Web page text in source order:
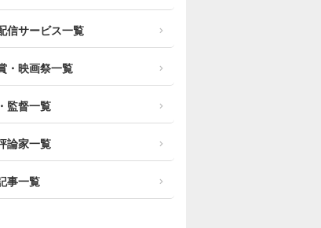
信サービス一覧
・映画祭一覧
監督一覧
論家一覧
事一覧